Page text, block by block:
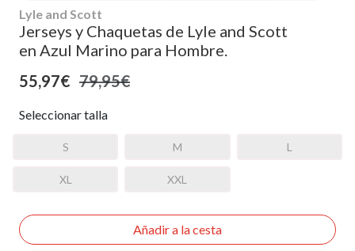
Lyle and Scott
Jerseys y Chaquetas de Lyle and Scott
en Azul Marino para Hombre.
55,97€ 79,95€
Seleccionar talla
S M L
XL XXL